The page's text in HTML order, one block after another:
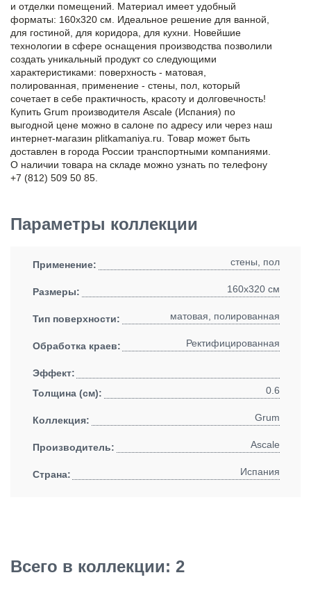
и отделки помещений. Материал имеет удобный
форматы: 160x320 см. Идеальное решение для ванной,
для гостиной, для коридора, для кухни. Новейшие
технологии в сфере оснащения производства позволили
создать уникальный продукт со следующими
характеристиками: поверхность - матовая,
полированная, применение - стены, пол, который
сочетает в себе практичность, красоту и долговечность!
Купить Grum производителя Ascale (Испания) по
выгодной цене можно в салоне по адресу или через наш
интернет-магазин plitkamaniya.ru. Товар может быть
доставлен в города России транспортными компаниями.
О наличии товара на складе можно узнать по телефону
+7 (812) 509 50 85.
Параметры коллекции
Применение: стены, пол
Размеры: 160x320 см
Тип поверхности: матовая, полированная
Обработка краев: Ректифицированная
Эффект:
Толщина (см):
0.6
Коллекция: Grum
Производитель: Ascale
Страна: Испания
Всего в коллекции: 2